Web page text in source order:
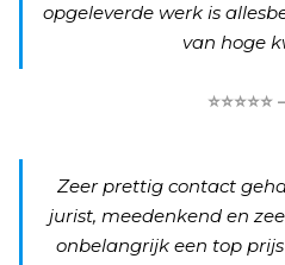
opgeleverde werk is
van hoge
Zeer prettig contact
jurist, meedenkend en
onbelangrijk een top